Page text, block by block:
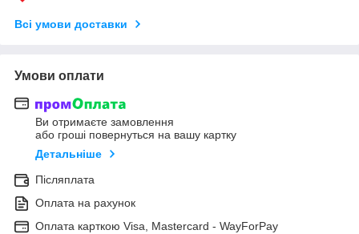
Всі умови доставки
Умови оплати
Ви отримаєте замовлення
або гроші повернуться на вашу картку
Детальніше
Післяплата
Оплата на рахунок
Оплата карткою Visa, Mastercard - WayForPay